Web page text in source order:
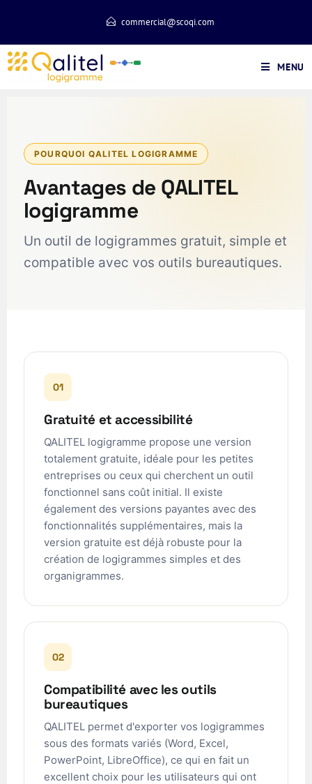
commercial@scoqi.com
MENU
POURQUOI QALITEL LOGIGRAMME
Avantages de QALITEL
logigramme
Un outil de logigrammes gratuit, simple et
compatible avec vos outils bureautiques.
01
Gratuité et accessibilité
QALITEL logigramme propose une version
totalement gratuite, idéale pour les petites
entreprises ou ceux qui cherchent un outil
fonctionnel sans coût initial. Il existe
également des versions payantes avec des
fonctionnalités supplémentaires, mais la
version gratuite est déjà robuste pour la
création de logigrammes simples et des
organigrammes.
02
Compatibilité avec les outils
bureautiques
QALITEL permet d'exporter vos logigrammes
sous des formats variés (Word, Excel,
PowerPoint, LibreOffice), ce qui en fait un
excellent choix pour les utilisateurs qui ont